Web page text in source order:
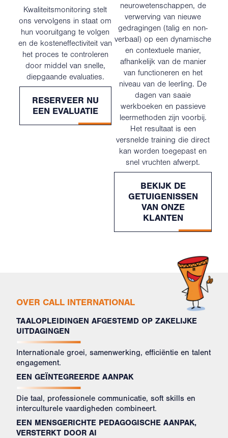
Kwaliteitsmonitoring stelt
ons vervolgens in staat om
hun vooruitgang te volgen
en de kosteneffectiviteit van
het proces te controleren
door middel van snelle,
diepgaande evaluaties.
RESERVEER NU
EEN EVALUATIE
neurowetenschappen, de
verwerving van nieuwe
gedragingen (talig en non-
verbaal) op een dynamische
en contextuele manier,
afhankelijk van de manier
van functioneren en het
niveau van de leerling. De
dagen van saaie
werkboeken en passieve
leermethoden zijn voorbij.
Het resultaat is een
versnelde training die direct
kan worden toegepast en
snel vruchten afwerpt.
BEKIJK DE
GETUIGENISSEN
VAN ONZE
KLANTEN
OVER CALL INTERNATIONAL
TAALOPLEIDINGEN AFGESTEMD OP ZAKELIJKE
UITDAGINGEN
Internationale groei, samenwerking, efficiëntie en talent
engagement.
EEN GEÏNTEGREERDE AANPAK
Die taal, professionele communicatie, soft skills en
interculturele vaardigheden combineert.
EEN MENSGERICHTE PEDAGOGISCHE AANPAK,
VERSTERKT DOOR AI